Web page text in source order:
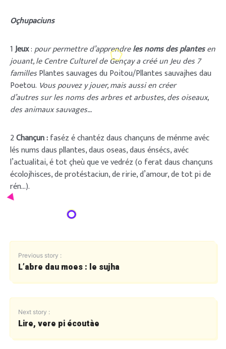
Oçhupaciuns
1Jeux:pour permettre d’apprendreles noms des plantesen
jouant, le Centre Culturel de Gençay a créé un Jeu des 7
famillesPlantes sauvages du Poitou/Pllantes sauvajhes dau
Poetou. Vous pouvez y jouer, mais aussi en créer
d’autres sur les noms des arbres et arbustes, des oiseaux,
des animaux sauvages…
2Chançun :faséz é chantéz daus chançuns de ménme avéc
lés nums daus pllantes, daus oseas, daus énsécs, avéc
l’actualitai, é tot çheù que ve vedréz (o ferat daus chançuns
écolojhisces, de protéstaciun, de ririe, d’amour, de tot pi de
rén…).
Previous story :
L’abre dau moes : le sujha
Next story :
Lire, vere pi écoutàe